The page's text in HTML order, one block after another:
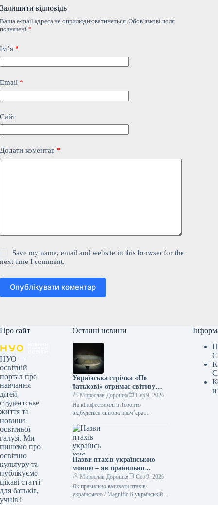
Залишити відповідь
Ваша e-mail адреса не оприлюднюватиметься. Обов’язкові поля
позначені *
Ім’я *
Email *
Сайт
Додати коментар *
Save my name, email and website in this browser for the
next time I comment.
Опублікувати коментар
Про сайт
НУО —
освітній
портал про
навчання
дітей,
студентське
життя та
новини
освітньої
галузі. Ми
пишемо про
освітню
культуру та
публікуємо
цікаві статті
для батьків,
учнів і
Останні новини
Українська стрічка «По
батькові» отримає світову
прем’єру на кінофестивалі в
Торонто
Мирослав Дорошко
Сер 9, 2026
На кінофестивалі в Торонто
відбудеться світова прем’єра
09.08.2026 09:28 Укрінформ На 51-му
міжнародному кінофестивалі у
Торонто,…
Назви птахів українською
мовою – як правильно
назвати лелеку, зозулю,
снігура
Мирослав Дорошко
Сер 9, 2026
Як правильно називати птахів
українською / Magnific В українській
и